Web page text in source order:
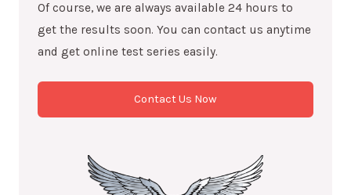
Of course, we are always available 24 hours to
get the results soon. You can contact us anytime
and get online test series easily.
Contact Us Now